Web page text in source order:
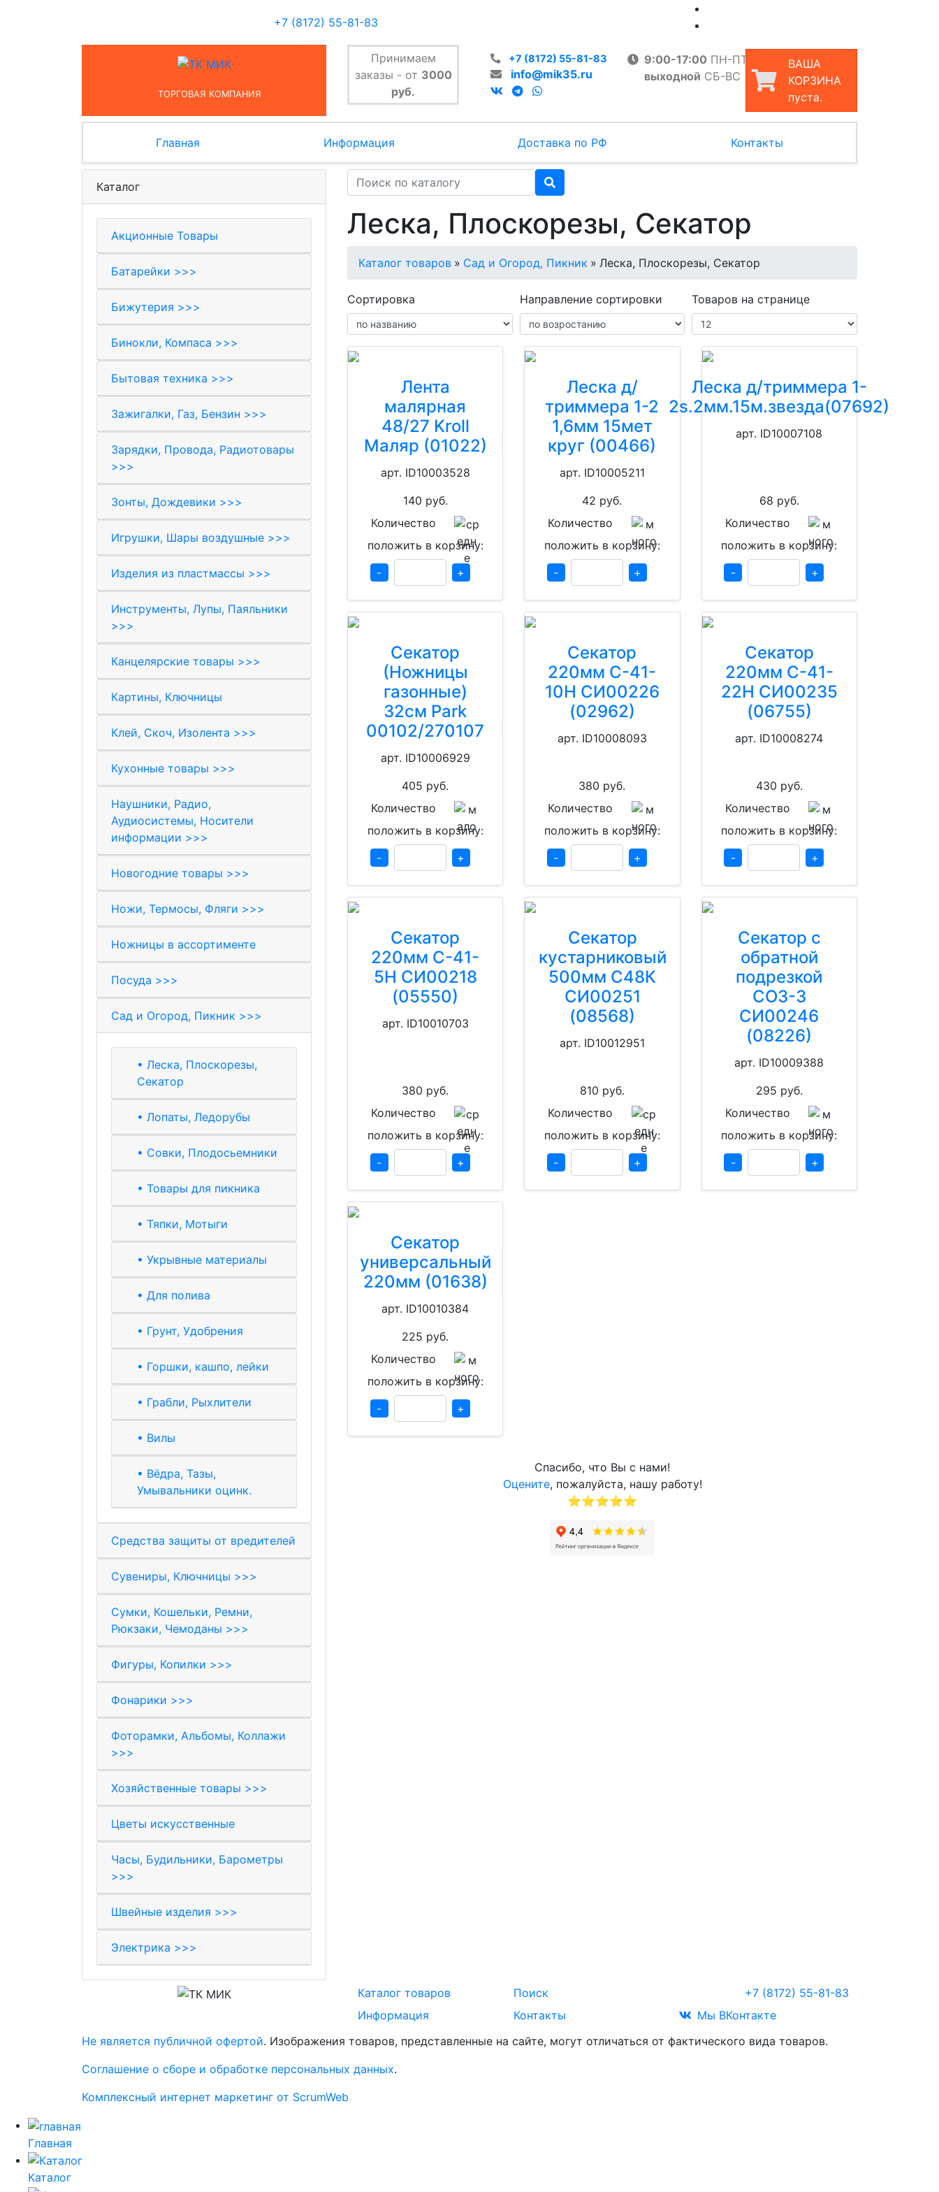
+7 (8172) 55-81-83
ТОРГОВАЯ КОМПАНИЯ
Принимаем
заказы - от 3000
руб.
+7 (8172) 55-81-83
info@mik35.ru
9:00-17:00 ПН-ПТ
выходной СБ-ВС
ВАША
КОРЗИНА
пуста.
Главная Информация Доставка по РФ Контакты
Каталог
Акционные Товары
Батарейки >>>
Бижутерия >>>
Бинокли, Компаса >>>
Бытовая техника >>>
Зажигалки, Газ, Бензин >>>
Зарядки, Провода, Радиотовары
>>>
Зонты, Дождевики >>>
Игрушки, Шары воздушные >>>
Изделия из пластмассы >>>
Инструменты, Лупы, Паяльники
>>>
Канцелярские товары >>>
Картины, Ключницы
Клей, Скоч, Изолента >>>
Кухонные товары >>>
Наушники, Радио,
Аудиосистемы, Носители
информации >>>
Новогодние товары >>>
Ножи, Термосы, Фляги >>>
Ножницы в ассортименте
Посуда >>>
Сад и Огород, Пикник >>>
• Леска, Плоскорезы,
Секатор
• Лопаты, Ледорубы
• Совки, Плодосьемники
• Товары для пикника
• Тяпки, Мотыги
• Укрывные материалы
• Для полива
• Грунт, Удобрения
• Горшки, кашпо, лейки
• Грабли, Рыхлители
• Вилы
• Вёдра, Тазы,
Умывальники оцинк.
Средства защиты от вредителей
Сувениры, Ключницы >>>
Сумки, Кошельки, Ремни,
Рюкзаки, Чемоданы >>>
Фигуры, Копилки >>>
Фонарики >>>
Фоторамки, Альбомы, Коллажи
>>>
Хозяйственные товары >>>
Цветы искусственные
Часы, Будильники, Барометры
>>>
Швейные изделия >>>
Электрика >>>
Леска, Плоскорезы, Секатор
Каталог товаров » Сад и Огород, Пикник » Леска, Плоскорезы, Секатор
Сортировка Направление сортировки Товаров на странице
Лента
малярная
48/27 Kroll
Маляр (01022)
арт. ID10003528
140 руб.
Количество
положить в корзину:
-
+
Леска д/
триммера 1-2
1,6мм 15мет
круг (00466)
арт. ID10005211
42 руб.
Количество
положить в корзину:
-
+
Леска д/триммера 1-
2s.2мм.15м.звезда(07692)
арт. ID10007108
68 руб.
Количество
положить в корзину:
-
+
Секатор
(Ножницы
газонные)
32см Park
00102/270107
арт. ID10006929
405 руб.
Количество
положить в корзину:
-
+
Секатор
220мм С-41-
10Н СИ00226
(02962)
арт. ID10008093
380 руб.
Количество
положить в корзину:
-
+
Секатор
220мм С-41-
22Н СИ00235
(06755)
арт. ID10008274
430 руб.
Количество
положить в корзину:
-
+
Секатор
220мм С-41-
5Н СИ00218
(05550)
арт. ID10010703
380 руб.
Количество
положить в корзину:
-
+
Секатор
кустарниковый
500мм С48К
СИ00251
(08568)
арт. ID10012951
810 руб.
Количество
положить в корзину:
-
+
Секатор с
обратной
подрезкой
СОЗ-3
СИ00246
(08226)
арт. ID10009388
295 руб.
Количество
положить в корзину:
-
+
Секатор
универсальный
220мм (01638)
арт. ID10010384
225 руб.
Количество
положить в корзину:
-
+
Спасибо, что Вы с нами!
Оцените, пожалуйста, нашу работу!
⭐⭐⭐⭐⭐
Каталог товаров
Информация
Поиск
Контакты
+7 (8172) 55-81-83
Мы ВКонтакте
Не является публичной офертой. Изображения товаров, представленные на сайте, могут отличаться от фактического вида товаров.
Соглашение о сборе и обработке персональных данных.
Комплексный интернет маркетинг от ScrumWeb
Главная
Каталог